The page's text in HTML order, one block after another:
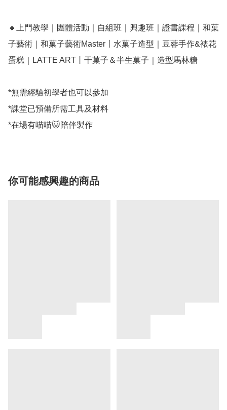
🔸上門教學｜團體活動｜自組班｜興趣班｜證書課程｜和菓
子藝術｜和菓子藝術Master丨水菓子造型｜豆蓉手作&裱花
蛋糕｜LATTE ART丨干菓子＆半生菓子｜造型馬林糖
*無需經驗初學者也可以參加
*課堂已預備所需工具及材料
*在場有喵喵🐱陪伴製作
你可能感興趣的商品